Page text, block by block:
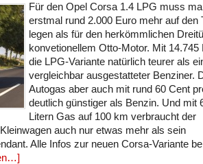
Für den Opel Corsa 1.4 LPG muss
erstmal rund 2.000 Euro mehr auf den
legen als für den herkömmlichen
konvetionellem Otto-Motor. Mit 14.745
die LPG-Variante natürlich teurer als
vergleichbar ausgestatteter Benziner.
Autogas aber auch mit rund 60 Cent
deutlich günstiger als Benzin. Und mit
Litern Gas auf 100 km verbraucht der
auch nur etwas mehr als sein
Alle Infos zur neuen Corsa-Variante